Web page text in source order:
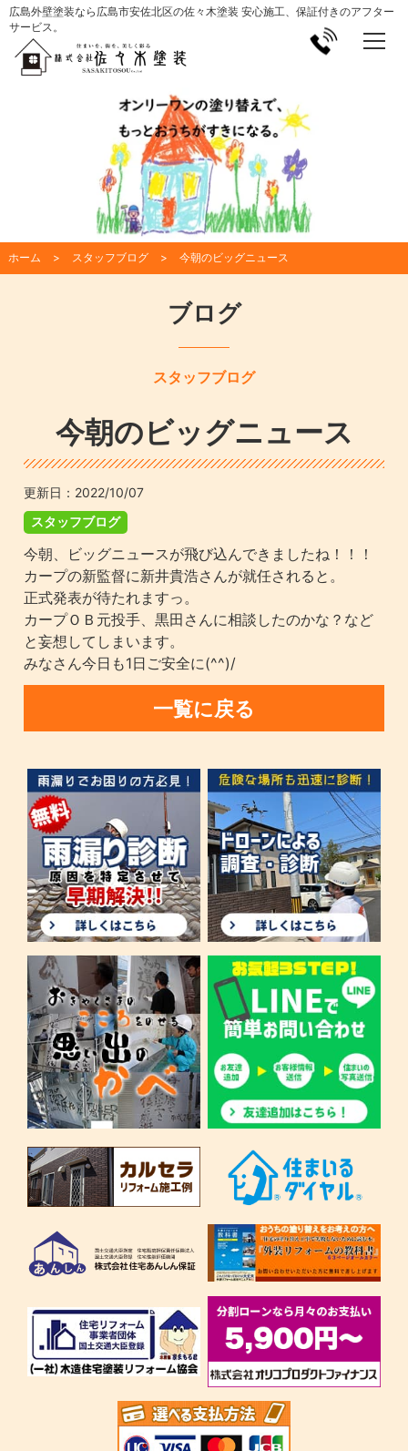
広島外壁塗装なら広島市安佐北区の佐々木塗装 安心施工、保証付きのアフター
サービス。
ホーム スタッフブログ 今朝のビッグニュース
ブログ
スタッフブログ
今朝のビッグニュース
更新日： 2022/10/07
スタッフブログ
今朝、ビッグニュースが飛び込んできましたね！！！
カープの新監督に新井貴浩さんが就任されると。
正式発表が待たれますっ。
カープＯＢ元投手、黒田さんに相談したのかな？など
と妄想してしまいます。
みなさん今日も1日ご安全に(^^)/
一覧に戻る